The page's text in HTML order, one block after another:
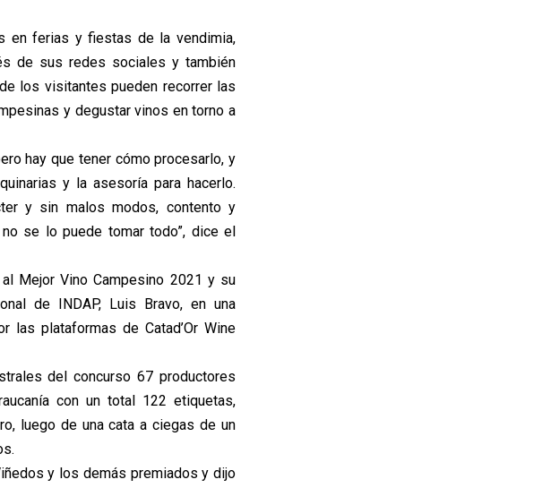
en ferias y fiestas de la vendimia,
de sus redes sociales y también
los visitantes pueden recorrer las
y degustar vinos en torno a
hay que tener cómo procesarlo, y
y la asesoría para hacerlo.
y sin malos modos, contento y
se lo puede tomar todo”, dice el
Mejor Vino Campesino 2021 y su
de INDAP, Luis Bravo, en una
las plataformas de Catad’Or Wine
del concurso 67 productores
con un total 122 etiquetas,
luego de una cata a ciegas de un
y los demás premiados y dijo